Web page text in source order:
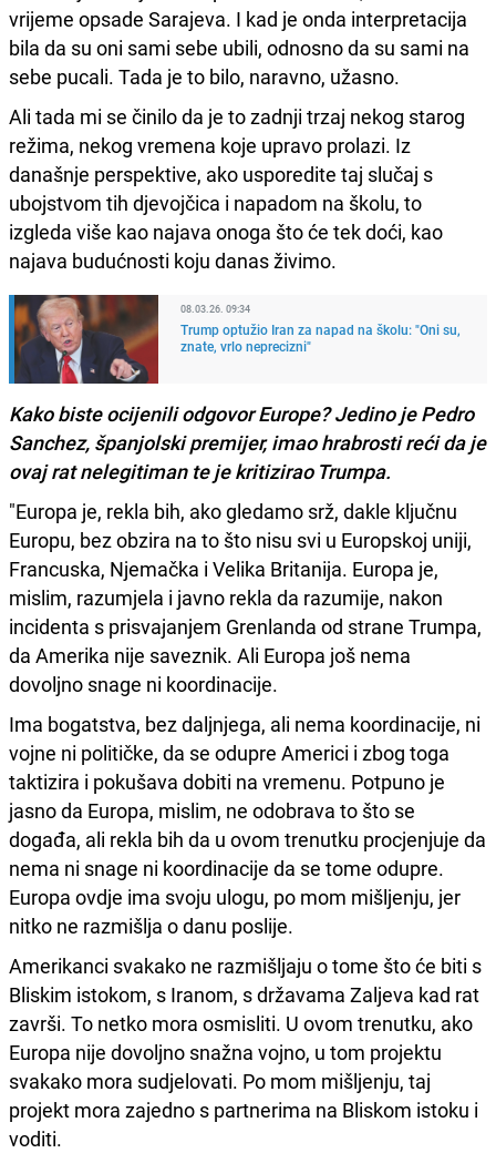
vrijeme opsade Sarajeva. I kad je onda interpretacija
bila da su oni sami sebe ubili, odnosno da su sami na
sebe pucali. Tada je to bilo, naravno, užasno.
Ali tada mi se činilo da je to zadnji trzaj nekog starog
režima, nekog vremena koje upravo prolazi. Iz
današnje perspektive, ako usporedite taj slučaj s
ubojstvom tih djevojčica i napadom na školu, to
izgleda više kao najava onoga što će tek doći, kao
najava budućnosti koju danas živimo.
08.03.26. 09:34
Trump optužio Iran za napad na školu: "Oni su,
znate, vrlo neprecizni"
Kako biste ocijenili odgovor Europe? Jedino je Pedro
Sanchez, španjolski premijer, imao hrabrosti reći da je
ovaj rat nelegitiman te je kritizirao Trumpa.
"Europa je, rekla bih, ako gledamo srž, dakle ključnu
Europu, bez obzira na to što nisu svi u Europskoj uniji,
Francuska, Njemačka i Velika Britanija. Europa je,
mislim, razumjela i javno rekla da razumije, nakon
incidenta s prisvajanjem Grenlanda od strane Trumpa,
da Amerika nije saveznik. Ali Europa još nema
dovoljno snage ni koordinacije.
Ima bogatstva, bez daljnjega, ali nema koordinacije, ni
vojne ni političke, da se odupre Americi i zbog toga
taktizira i pokušava dobiti na vremenu. Potpuno je
jasno da Europa, mislim, ne odobrava to što se
događa, ali rekla bih da u ovom trenutku procjenjuje da
nema ni snage ni koordinacije da se tome odupre.
Europa ovdje ima svoju ulogu, po mom mišljenju, jer
nitko ne razmišlja o danu poslije.
Amerikanci svakako ne razmišljaju o tome što će biti s
Bliskim istokom, s Iranom, s državama Zaljeva kad rat
završi. To netko mora osmisliti. U ovom trenutku, ako
Europa nije dovoljno snažna vojno, u tom projektu
svakako mora sudjelovati. Po mom mišljenju, taj
projekt mora zajedno s partnerima na Bliskom istoku i
voditi.